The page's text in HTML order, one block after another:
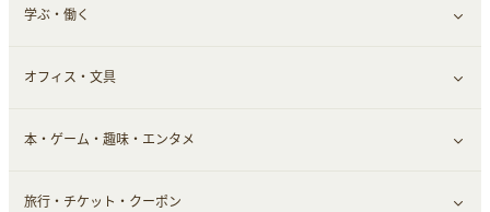
その他投資
その他金融
住まい・暮らし
不動産
引越し
エコ・エネルギー
すべて見る
ギフト・贈答品
学ぶ・働く
すべて見る
習い事・学習・学校
仕事・転職
オフィス・文具
すべて見る
オフィス・文具
本・ゲーム・趣味・エンタメ
すべて見る
旅行・チケット・クーポン